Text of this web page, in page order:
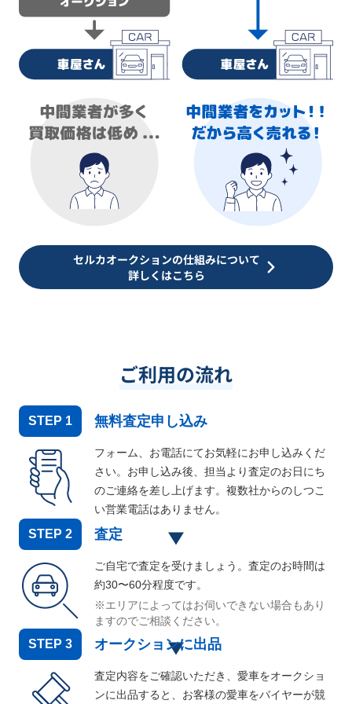
セルカオークションの仕組みについて
詳しくはこちら
ご利用の流れ
STEP 1 無料査定申し込み
フォーム、お電話にてお気軽にお申し込みくだ
さい。お申し込み後、担当より査定のお日にち
のご連絡を差し上げます。複数社からのしつこ
い営業電話はありません。
STEP 2 査定
ご自宅で査定を受けましょう。査定のお時間は
約30〜60分程度です。
※エリアによってはお伺いできない場合もあり
ますのでご相談ください。
STEP 3 オークションに出品
査定内容をご確認いただき、愛車をオークショ
ンに出品すると、お客様の愛車をバイヤーが競